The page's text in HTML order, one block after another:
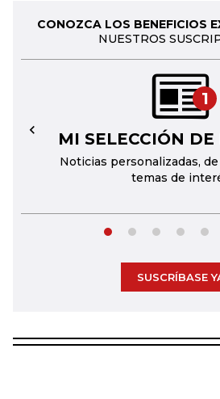
CONOZCA LOS BENEFICIOS
NUESTROS
1
MI SELECCIÓN
Noticias personalizadas,
temas de
←
SUSCRÍBASE